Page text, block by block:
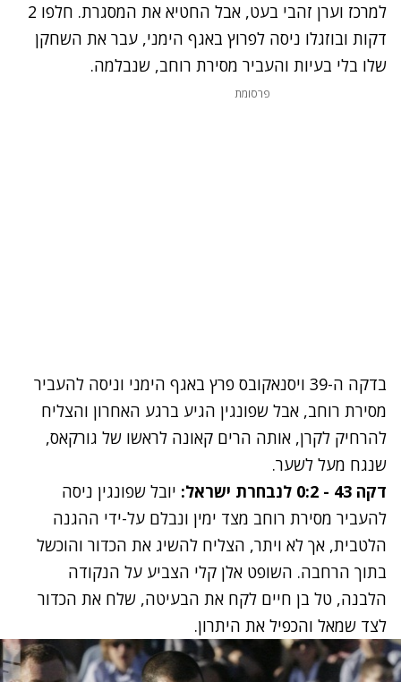
למרכז וערן זהבי בעט, אבל החטיא את המסגרת. חלפו 2
דקות ובוזגלו ניסה לפרוץ באגף הימני, עבר את השחקן
שלו בלי בעיות והעביר מסירת רוחב, שנבלמה.
פרסומת
בדקה ה-39 ויסנאקובס פרץ באגף הימני וניסה להעביר
מסירת רוחב, אבל שפונגין הגיע ברגע האחרון והצליח
להרחיק לקרן, אותה הרים קאונה לראשו של גורקאס,
שנגח מעל לשער.
דקה 43 - 0:2 לנבחרת ישראל:
יובל שפונגין ניסה
להעביר מסירת רוחב מצד ימין ונבלם על-ידי ההגנה
הלטבית, אך לא ויתר, הצליח להשיג את הכדור והוכשל
בתוך הרחבה. השופט אלן קלי הצביע על הנקודה
הלבנה, טל בן חיים לקח את הבעיטה, שלח את הכדור
לצד שמאל והכפיל את היתרון.